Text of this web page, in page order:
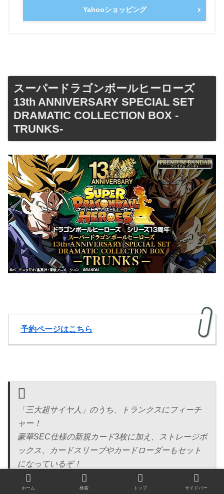
Yahooショッピング
スーパードラゴンボールヒーローズ
13th ANNIVERSARY SPECIAL SET
DRAMATIC COLLECTION BOX -
TRUNKS-
予約ページはこちら
「三大超サイヤ人」のうち、トランクスにフィーチ
ャー！
豪華SEC仕様の新規カード3枚に加え、ストレージボ
ックス、カードスリーブやカードローダーもセット
になっているぞ！
さらに、DBH・SDBHシリーズ過去弾のカードがド
ラマティックアートカードとして再録収録された、
ホーム 検索 トップ サイドバー